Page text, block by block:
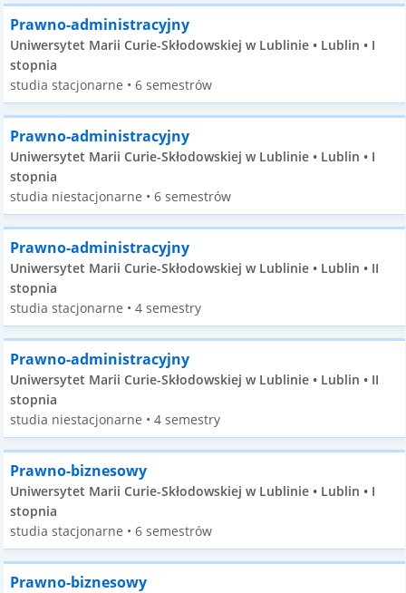
Prawno-administracyjny
Uniwersytet Marii Curie-Skłodowskiej w Lublinie • Lublin • I
stopnia
studia stacjonarne • 6 semestrów
Prawno-administracyjny
Uniwersytet Marii Curie-Skłodowskiej w Lublinie • Lublin • I
stopnia
studia niestacjonarne • 6 semestrów
Prawno-administracyjny
Uniwersytet Marii Curie-Skłodowskiej w Lublinie • Lublin • II
stopnia
studia stacjonarne • 4 semestry
Prawno-administracyjny
Uniwersytet Marii Curie-Skłodowskiej w Lublinie • Lublin • II
stopnia
studia niestacjonarne • 4 semestry
Prawno-biznesowy
Uniwersytet Marii Curie-Skłodowskiej w Lublinie • Lublin • I
stopnia
studia stacjonarne • 6 semestrów
Prawno-biznesowy